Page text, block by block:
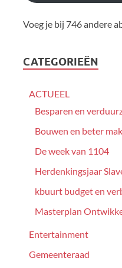
Voeg je bij 746 andere
CATEGORIEËN
ACTUEEL
Besparen en
Bouwen en beter
De week van 1104
Herdenkingsjaar
kbuurt budget en
Masterplan
Entertainment
Gemeenteraad